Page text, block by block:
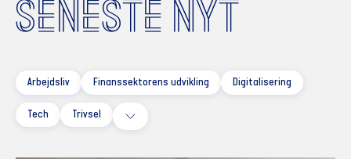
SENESTE NYT
Arbejdsliv Finanssektorens udvikling Digitalisering
Tech Trivsel